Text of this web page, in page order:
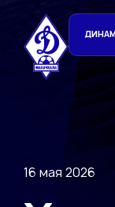
16 мая 2026